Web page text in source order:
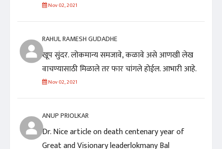
Nov 02, 2021
RAHUL RAMESH GUDADHE
खूप सुंदर. लोकमान्य समजावे, कळावे असे आणखी लेख
वाचण्यासाठी मिळाले तर फार चांगले होईल. आभारी आहे.
Nov 02, 2021
ANUP PRIOLKAR
Dr. Nice article on death centenary year of
Great and Visionary leaderlokmany Bal